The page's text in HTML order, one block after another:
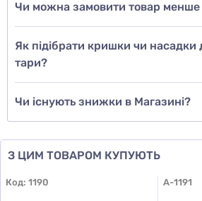
Додати відгук
Чи можна замовити товар менше
Як підібрати кришки чи насадки
тари?
Чи існують знижки в Магазині?
З ЦИМ ТОВАРОМ КУПУЮТЬ
Код: 1190 A-1191